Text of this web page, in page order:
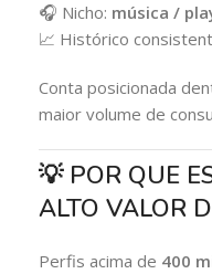
🎧 Nicho: música /
📈 Histórico
Conta posicionada
maior volume de
💡 POR QUE
ALTO VALOR
Perfis acima de 400